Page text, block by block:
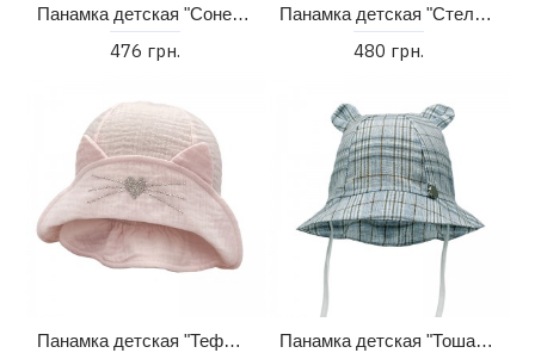
Панамка детская "Сонечка" (44-50)
476 грн.
Панамка детская "Стелла" (48-54)
480 грн.
Панамка детская "Теффи" (44-50) Панамка детская "Тоша" (44-48)